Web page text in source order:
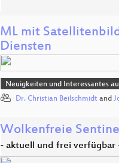
ML mit
Diensten
Neuigkeiten und Interessantes
Dr. Christian Beilschmidt and
Wolkenfreie
- aktuell und frei verfügbar